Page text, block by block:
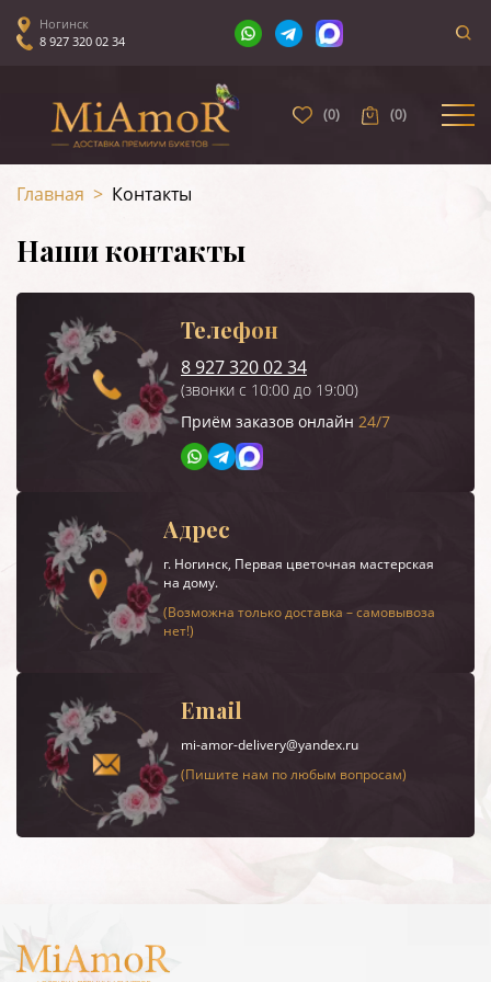
Ногинск
8 927 320 02 34
(0) (0)
Главная > Контакты
Наши контакты
Телефон
8 927 320 02 34
(звонки с 10:00 до 19:00)
Приём заказов онлайн 24/7
Адрес
г. Ногинск, Первая цветочная мастерская
на дому.
(Возможна только доставка – самовывоза
нет!)
Email
mi-amor-delivery@yandex.ru
(Пишите нам по любым вопросам)